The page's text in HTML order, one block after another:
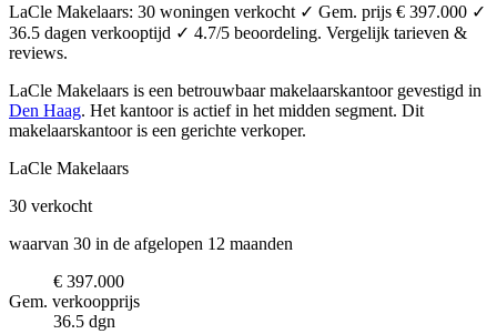
LaCle Makelaars: 30 woningen verkocht ✓ Gem. prijs € 397.000 ✓
36.5 dagen verkooptijd ✓ 4.7/5 beoordeling. Vergelijk tarieven &
reviews.
LaCle Makelaars is een betrouwbaar makelaarskantoor gevestigd in
Den Haag. Het kantoor is actief in het midden segment. Dit
makelaarskantoor is een gerichte verkoper.
LaCle Makelaars
30 verkocht
waarvan 30 in de afgelopen 12 maanden
€ 397.000
Gem. verkoopprijs
36.5 dgn